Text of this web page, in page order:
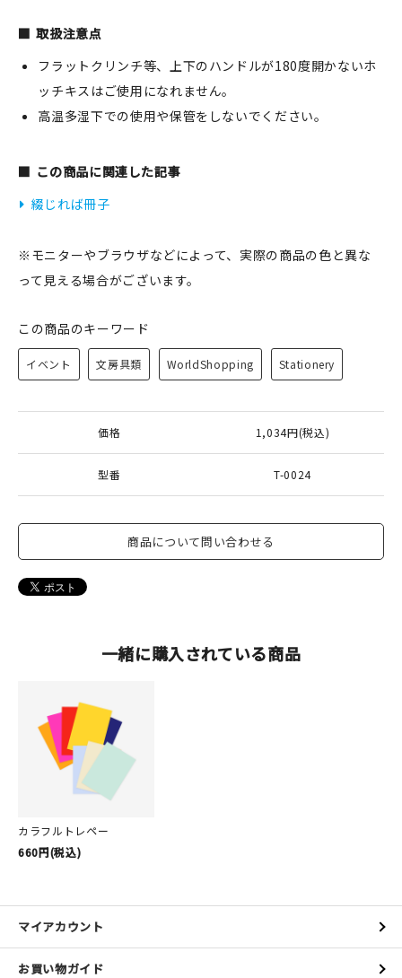
取扱注意点
フラットクリンチ等、上下のハンドルが180度開かないホ
ッチキスはご使用になれません。
高温多湿下での使用や保管をしないでください。
この商品に関連した記事
綴じれば冊子
※モニターやブラウザなどによって、実際の商品の色と異な
って見える場合がございます。
この商品のキーワード
イベント 文房具類 WorldShopping Stationery
価格 1,034円(税込)
型番 T-0024
商品について問い合わせる
一緒に購入されている商品
カラフルトレペー
660円(税込)
マイアカウント
お買い物ガイド